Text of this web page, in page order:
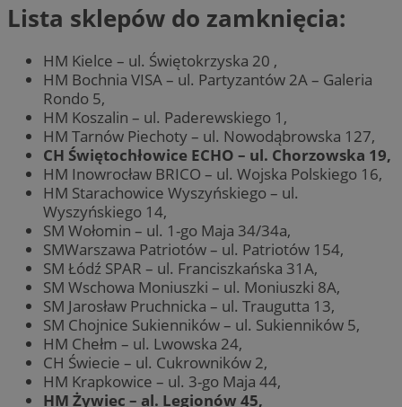
Lista sklepów do zamknięcia:
HM Kielce – ul. Świętokrzyska 20 ,
HM Bochnia VISA – ul. Partyzantów 2A – Galeria
Rondo 5,
HM Koszalin – ul. Paderewskiego 1,
HM Tarnów Piechoty – ul. Nowodąbrowska 127,
CH Świętochłowice ECHO – ul. Chorzowska 19,
HM Inowrocław BRICO – ul. Wojska Polskiego 16,
HM Starachowice Wyszyńskiego – ul.
Wyszyńskiego 14,
SM Wołomin – ul. 1-go Maja 34/34a,
SMWarszawa Patriotów – ul. Patriotów 154,
SM Łódź SPAR – ul. Franciszkańska 31A,
SM Wschowa Moniuszki – ul. Moniuszki 8A,
SM Jarosław Pruchnicka – ul. Traugutta 13,
SM Chojnice Sukienników – ul. Sukienników 5,
HM Chełm – ul. Lwowska 24,
CH Świecie – ul. Cukrowników 2,
HM Krapkowice – ul. 3-go Maja 44,
HM Żywiec – al. Legionów 45,